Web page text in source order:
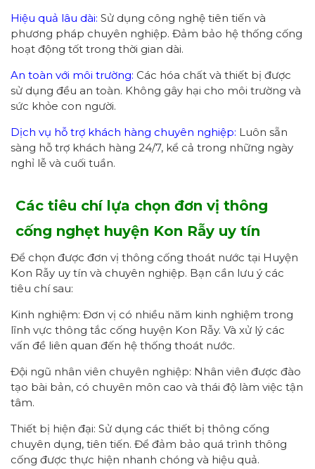
Hiệu quả lâu dài: Sử dụng công nghệ tiên tiến và
phương pháp chuyên nghiệp. Đảm bảo hệ thống cống
hoạt động tốt trong thời gian dài.
An toàn với môi trường: Các hóa chất và thiết bị được
sử dụng đều an toàn. Không gây hại cho môi trường và
sức khỏe con người.
Dịch vụ hỗ trợ khách hàng chuyên nghiệp: Luôn sẵn
sàng hỗ trợ khách hàng 24/7, kể cả trong những ngày
nghỉ lễ và cuối tuần.
Các tiêu chí lựa chọn đơn vị thông
cống nghẹt huyện Kon Rẫy uy tín
Để chọn được đơn vị thông cống thoát nước tại Huyện
Kon Rẫy uy tín và chuyên nghiệp. Bạn cần lưu ý các
tiêu chí sau:
Kinh nghiệm: Đơn vị có nhiều năm kinh nghiệm trong
lĩnh vực thông tắc cống huyện Kon Rẫy. Và xử lý các
vấn đề liên quan đến hệ thống thoát nước.
Đội ngũ nhân viên chuyên nghiệp: Nhân viên được đào
tạo bài bản, có chuyên môn cao và thái độ làm việc tận
tâm.
Thiết bị hiện đại: Sử dụng các thiết bị thông cống
chuyên dụng, tiên tiến. Để đảm bảo quá trình thông
cống được thực hiện nhanh chóng và hiệu quả.